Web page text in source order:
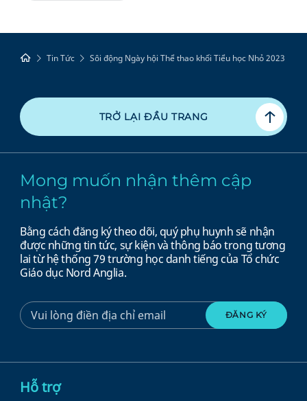
Tin Tức Sôi động Ngày hội Thể thao khối Tiểu học Nhỏ 2023
TRỞ LẠI ĐẦU TRANG
Mong muốn nhận thêm cập
nhật?
Bằng cách đăng ký theo dõi, quý phụ huynh sẽ nhận
được những tin tức, sự kiện và thông báo trong tương
lai từ hệ thống 79 trường học danh tiếng của Tổ chức
Giáo dục Nord Anglia.
Hỗ trợ